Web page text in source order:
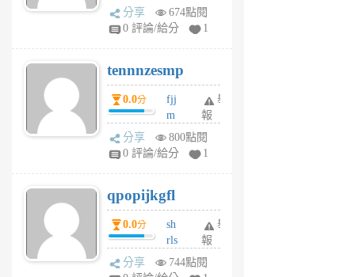
sg
sr
6
個
月
前
分享
674點閱
0 評論/給分
1
tennnzesmp
0.0分
fjj
m
w
rs
6
個
月
前
舉
報
分享
800點閱
0 評論/給分
1
qpopijkgfl
0.0分
sh
rls
k
m
舉
報
分享
744點閱